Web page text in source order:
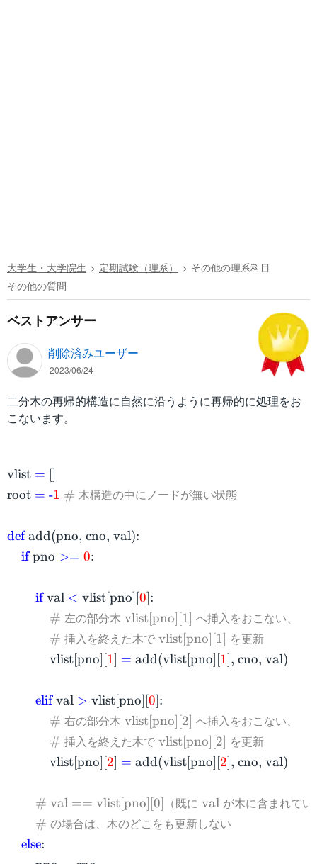
大学生・大学院生 定期試験（理系）
その他の理系科目
その他の質問
ベストアンサー
削除済みユーザー
2023/06/24
二分木の再帰的構造に自然に沿うように再帰的に処理をお
こないます。
vlist = []
root = -1 # 木構造の中にノードが無い状態
defadd(pno, cno, val):
ifpno >= 0:
ifval < vlist[pno][0]:
# 左の部分木 vlist[pno][1] へ挿入をおこない、
# 挿入を終えた木で vlist[pno][1] を更新
vlist[pno][1] = add(vlist[pno][1], cno, val)
elifval > vlist[pno][0]:
# 右の部分木 vlist[pno][2] へ挿入をおこない、
# 挿入を終えた木で vlist[pno][2] を更新
vlist[pno][2] = add(vlist[pno][2], cno, val)
# val == vlist[pno][0] （既に val が木に含まれてい
# の場合は、木のどこをも更新しない
else: